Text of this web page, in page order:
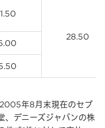
28.50
年8月末現在のセブ
、デニーズジャパンの株